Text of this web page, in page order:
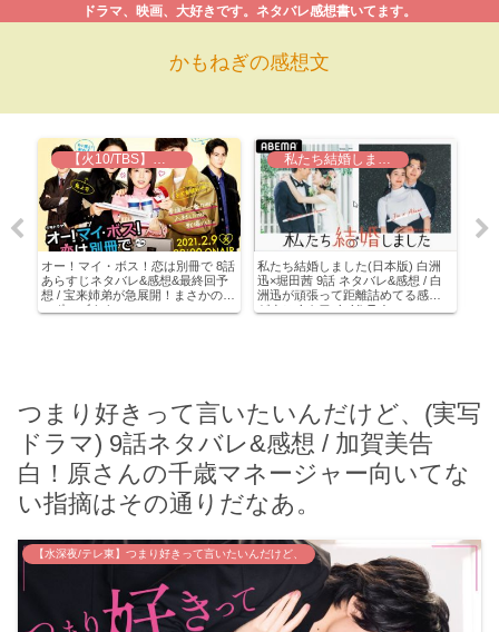
かもねぎの感想文
ドラマ、映画、大好きです。ネタバレ感想書いてます。
【火10/TBS】オー！マイ・ボス！恋は別冊で
オー！マイ・ボス！恋は別冊で 8話
あらすじネタバレ&感想&最終回予
想 / 宝来姉弟が急展開！まさかのプ
ロポーズ！！
私たち結婚しました
私たち結婚しました(日本版) 白洲
迅×堀田茜 9話 ネタバレ&感想 / 白
洲迅が頑張って距離詰めてる感じ
がすごくカワイイ(≧∇≦)
つまり好きって言いたいんだけど、(実写
ドラマ) 9話ネタバレ&感想 / 加賀美告
白！原さんの千歳マネージャー向いてな
い指摘はその通りだなあ。
【水深夜/テレ東】つまり好きって言いたいんだけど、